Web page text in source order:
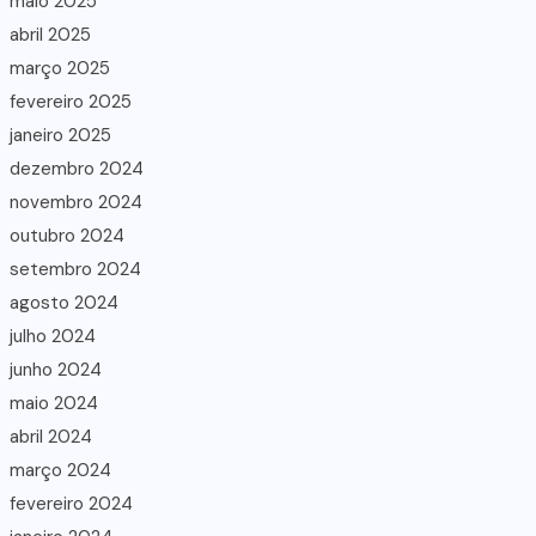
abril 2025
março 2025
fevereiro 2025
janeiro 2025
dezembro 2024
novembro 2024
outubro 2024
setembro 2024
agosto 2024
julho 2024
junho 2024
maio 2024
abril 2024
março 2024
fevereiro 2024